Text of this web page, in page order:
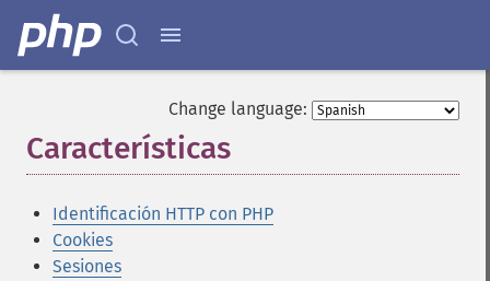
Change language:
Características
Identificación HTTP con PHP
Cookies
Sesiones